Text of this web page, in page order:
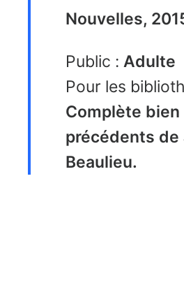
Nouvelles,
Public : Adulte
Pour les
Complète
précédents de
Beaulieu.